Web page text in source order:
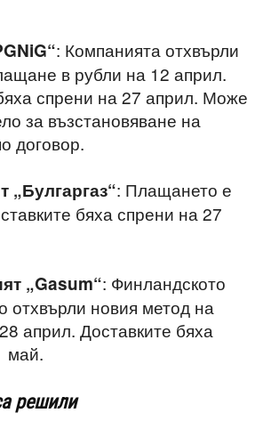
: Компанията отхвърли
в рубли на 12 април.
спрени на 27 април. Може
за възстановяване на
договор.
„Булгаргаз“: Плащането е
бяха спрени на 27
„Gasum“: Финландското
отхвърли новия метод на
април. Доставките бяха
май.
решили